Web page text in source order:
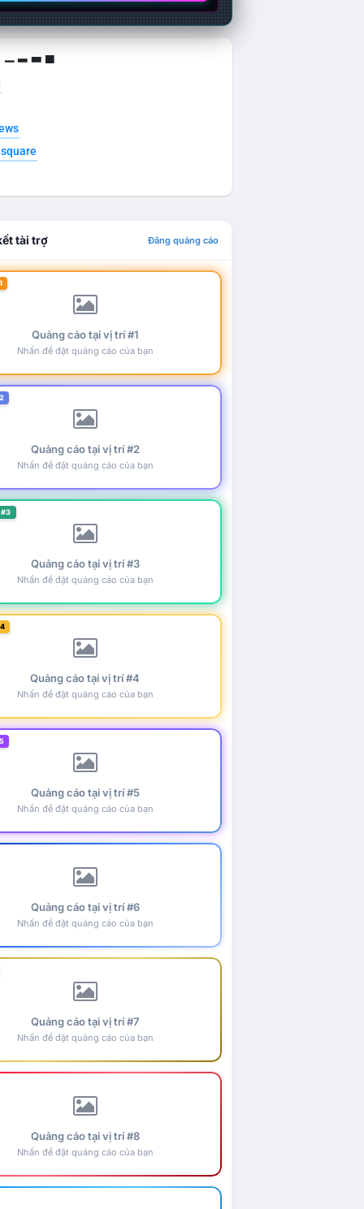
▁ ▂ ▃ ▄
tài trợ Đăng quảng cáo
Quảng cáo tại vị trí #1
Nhấn để đặt quảng cáo của bạn
Quảng cáo tại vị trí #2
Nhấn để đặt quảng cáo của bạn
Quảng cáo tại vị trí #3
Nhấn để đặt quảng cáo của bạn
Quảng cáo tại vị trí #4
Nhấn để đặt quảng cáo của bạn
Quảng cáo tại vị trí #5
Nhấn để đặt quảng cáo của bạn
Quảng cáo tại vị trí #6
Nhấn để đặt quảng cáo của bạn
Quảng cáo tại vị trí #7
Nhấn để đặt quảng cáo của bạn
Quảng cáo tại vị trí #8
Nhấn để đặt quảng cáo của bạn